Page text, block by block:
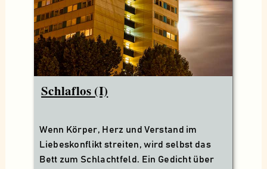
Schlaflos (I)
Wenn Körper, Herz und Verstand im
Liebeskonflikt streiten, wird selbst das
Bett zum Schlachtfeld. Ein Gedicht über